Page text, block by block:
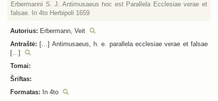
Erbermanni S. J. Antimusaeus hoc est Parallela Ecclesiae verae et
falsae. In 4to Herbipoli 1659
Autorius: Erbermann, Veit
Antraštė: […] Antimusaeus, h. e. parallela ecclesiae verae et falsae
[…]
Tomai:
Šriftas:
Formatas: In 4to